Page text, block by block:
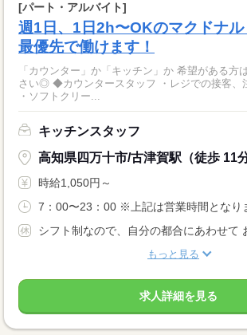
[パート・アルバイト]
週1日、1日2h〜OKのマクドナ
最優先で働けます！
「カウンター」か「キッチン」か 希望がある方
さい◎ ◆カウンタースタッフ ・レジでの接客、注文 ・ドリンク作り
・ソフトクリー...
キッチンスタッフ
高知県四万十市/古津賀駅（徒歩 11分
時給1,050円～
7：00〜23：00 ※上記は営業時間となり
シフト制なので、自分の都合にあわせて
もっと見る
求人詳細を見る